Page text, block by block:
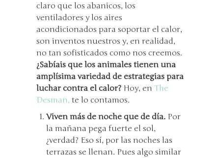
claro que los abanicos, los
ventiladores y los aires
acondicionados para soportar el calor,
son inventos nuestros y, en realidad,
no tan sofisticados como nos creemos.
¿Sabíais que los animales tienen una
amplísima variedad de estrategias para
luchar contra el calor? Hoy, en The
Desman, te lo contamos.
Viven más de noche que de día. Por
la mañana pega fuerte el sol,
¿verdad? Eso sí, por las noches las
terrazas se llenan. Pues algo similar